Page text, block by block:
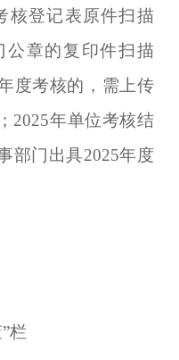
核登记表原件扫描
公章的复印件扫描
度考核的，需上传
2025年单位考核结
部门出具2025年度
栏